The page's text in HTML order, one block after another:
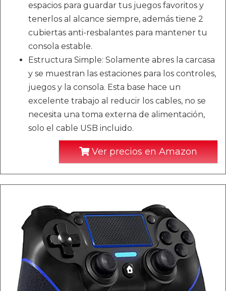
espacios para guardar tus juegos favoritos y
tenerlos al alcance siempre, además tiene 2
cubiertas anti-resbalantes para mantener tu
consola estable.
Estructura Simple: Solamente abres la carcasa
y se muestran las estaciones para los controles,
juegos y la consola. Esta base hace un
excelente trabajo al reducir los cables, no se
necesita una toma externa de alimentación,
solo el cable USB incluido.
Ver precios en Amazon